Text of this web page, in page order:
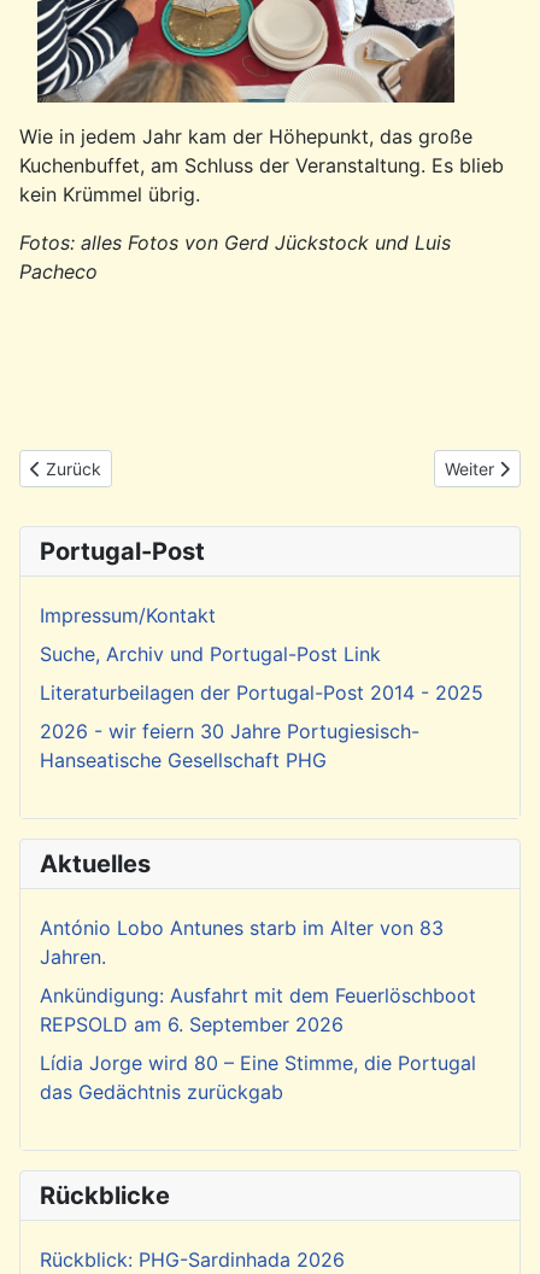
Wie in jedem Jahr kam der Höhepunkt, das große
Kuchenbuffet, am Schluss der Veranstaltung. Es blieb
kein Krümmel übrig.
Fotos: alles Fotos von Gerd Jückstock und Luis
Pacheco
Vorheriger Beitrag: Rückblick: Konzert mit kapverdischer Musik
Zurück Nächster
Weiter
Portugal-Post
Impressum/Kontakt
Suche, Archiv und Portugal-Post Link
Literaturbeilagen der Portugal-Post 2014 - 2025
2026 - wir feiern 30 Jahre Portugiesisch-
Hanseatische Gesellschaft PHG
Aktuelles
António Lobo Antunes starb im Alter von 83
Jahren.
Ankündigung: Ausfahrt mit dem Feuerlöschboot
REPSOLD am 6. September 2026
Lídia Jorge wird 80 – Eine Stimme, die Portugal
das Gedächtnis zurückgab
Rückblicke
Rückblick: PHG-Sardinhada 2026